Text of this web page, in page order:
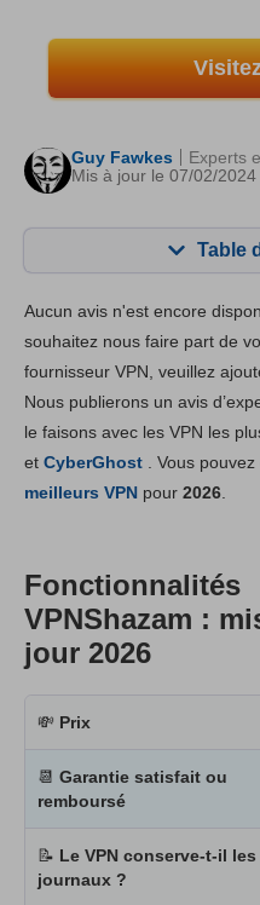
Guy Fawkes
Mis à jour le 07/02/2024
Experts
Table
Fonctionnalités principales
Installation et Apps
Fiabilité & support
Aucun avis n'est encore
souhaitez nous faire part de
fournisseur VPN, veuillez
Nous publierons un avis
le faisons avec les VPN les
et CyberGhost . Vous
meilleurs VPN pour 2026.
Fonctionnalités
VPNShazam :
jour 2026
💸 Prix
📆 Garantie satisfait ou
remboursé
📝 Le VPN conserve-t-il les
journaux ?